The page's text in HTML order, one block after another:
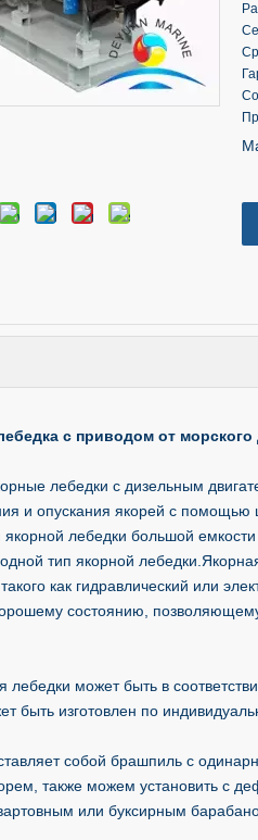
с приводом от
лебедки с дизельным
и опускания якорей с
якорной лебедки большой
тип якорной
как гидравлический или
состоянию,
лебедки может быть в
быть изготовлен по
собой брашпиль с
также можем установить с
или буксирным